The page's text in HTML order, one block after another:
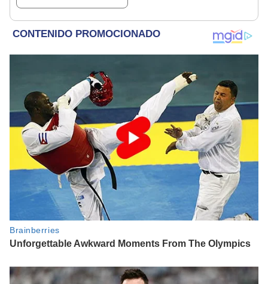
espera un día